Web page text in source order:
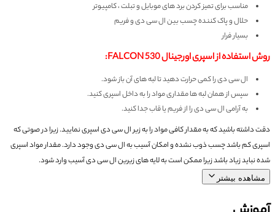
مناسب برای تمیز کردن برد های موبایل و تبلت ، کامپیوتر
حلال و پاک کننده چسب بین ال سی دی و فریم
بسیار فرار
روش استفاده از اسپری اورجینال FALCON 530:
ال سی دی را کمی حرارت دهید تا لبه های آن باز شود.
سپس از همان لبه ها مقداری مواد را به داخل اسپری کنید.
به آرامی ال سی دی را از فریم یا قاب جدا کنید.
دقت داشته باشید که به مقدار کافی مواد را به زیر ال سی دی اسپری نمایید.زیرا در صوتی که
اسپری کم باشد چسب ذوب نشده و امکان آسیب به ال سی دی وجود دارد.مقدار مواد اسپری
شده نباید زیاد باشد زیرا ممکن است به لایه های زیرین ال سی دی آسیب وارد شود.
مشاهده بیشتر